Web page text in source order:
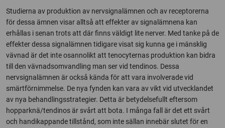
Studierna av produktion av nervsignalämnen och av receptorerna
för dessa ämnen visar alltså att effekter av signalämnena kan
erhållas i senan trots att där finns väldigt lite nerver. Med tanke på de
effekter dessa signalämnen tidigare visat sig kunna ge i mänsklig
vävnad är det inte osannolikt att tenocyternas produktion kan bidra
till den vävnadsomvandling man ser vid tendinos. Dessa
nervsignalämnen är också kända för att vara involverade vid
smärtförnimmelse. De nya fynden kan vara av vikt vid utvecklandet
av nya behandlingsstrategier. Detta är betydelsefullt eftersom
hopparknä/tendinos är svårt att bota. I många fall är det ett svårt
och handikappande tillstånd, som inte sällan innebär slutet för en